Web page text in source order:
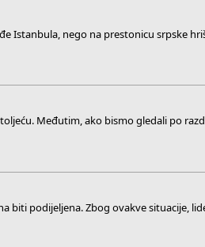
Istanbula, nego na prestonicu srpske
Međutim, ako bismo gledali po
biti podijeljena. Zbog ovakve situacije,